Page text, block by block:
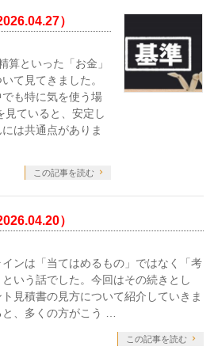
）
算といった「お金」
て見てきました。
も特に気を使う場
見ていると、安定し
は共通点がありま
この記事を読む
）
ンは「当てはめるもの」ではなく「考
いう話でした。今回はその続きとし
見積書の見方について紹介していきま
、多くの方がこう …
この記事を読む